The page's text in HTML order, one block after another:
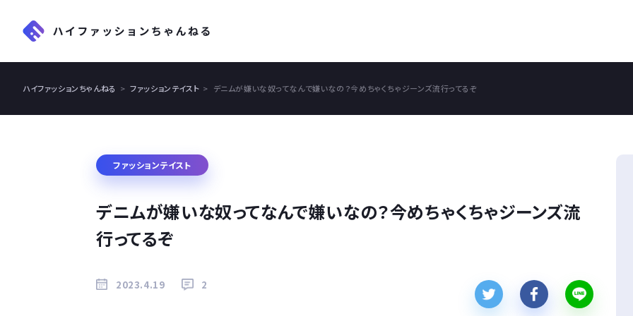
ハイファッションちゃんねる ファッションテイスト デニムが嫌いな奴ってなんで嫌いなの？今めちゃくちゃジーンズ流行ってるぞ
ファッションテイスト
デニムが嫌いな奴ってなんで嫌いなの？今めちゃくちゃジーンズ流
行ってるぞ
2023.4.19 2